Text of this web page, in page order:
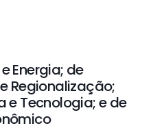
Energia; de
Regionalização;
e Tecnologia; e de